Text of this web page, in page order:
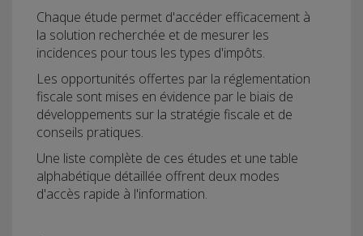
Chaque étude permet d'accéder efficacement à
la solution recherchée et de mesurer les
incidences pour tous les types d'impôts.
Les opportunités offertes par la réglementation
fiscale sont mises en évidence par le biais de
développements sur la stratégie fiscale et de
conseils pratiques.
Une liste complète de ces études et une table
alphabétique détaillée offrent deux modes
d'accès rapide à l'information.